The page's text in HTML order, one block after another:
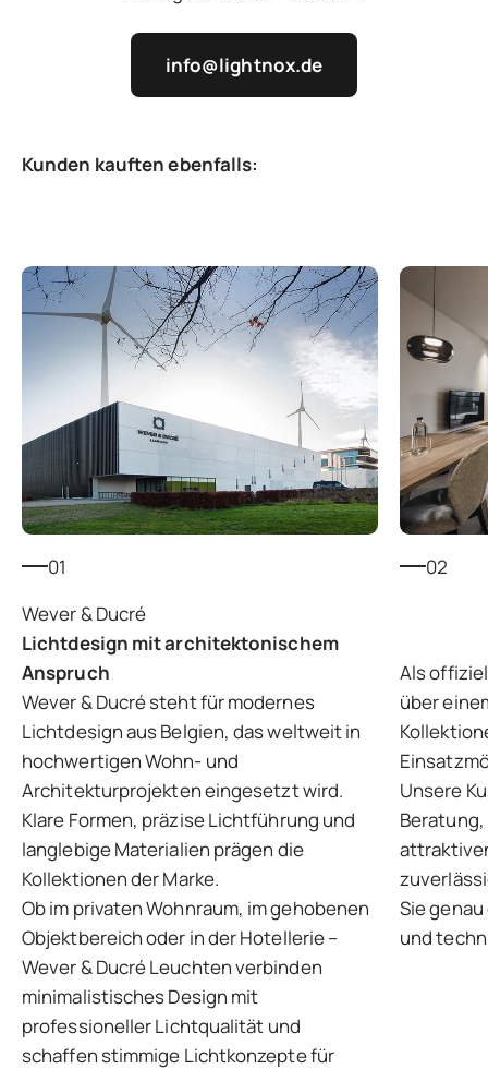
info@lightnox.de
01
Lichtdesign mit architektonischem
Anspruch
Wever & Ducré steht für modernes
Lichtdesign aus Belgien, das weltweit in
hochwertigen Wohn- und
Architekturprojekten eingesetzt wird.
Klare Formen, präzise Lichtführung und
langlebige Materialien prägen die
Kollektionen der Marke.
Ob im privaten Wohnraum, im gehobenen
Objektbereich oder in der Hotellerie –
Wever & Ducré Leuchten verbinden
minimalistisches Design mit
professioneller Lichtqualität und
schaffen stimmige Lichtkonzepte für
02
Als
über
Unsere
Sie
und